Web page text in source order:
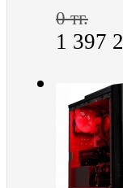
0 тг.
1 397